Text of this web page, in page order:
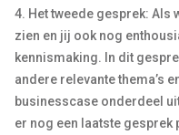
4. Het tweede gesprek: Als
zien en jij ook nog
kennismaking. In dit
andere relevante thema’s
businesscase onderdeel
er nog een laatste gesprek